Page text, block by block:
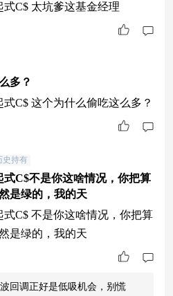
C$ 太坑爹这基金经理
多？
C$ 这个为什么偷吃这么多？
史持有
式C$不是你这啥情况，你把算
是绿的，我的天
式C$ 不是你这啥情况，你把算
是绿的，我的天
回调正好是低吸机会，别慌